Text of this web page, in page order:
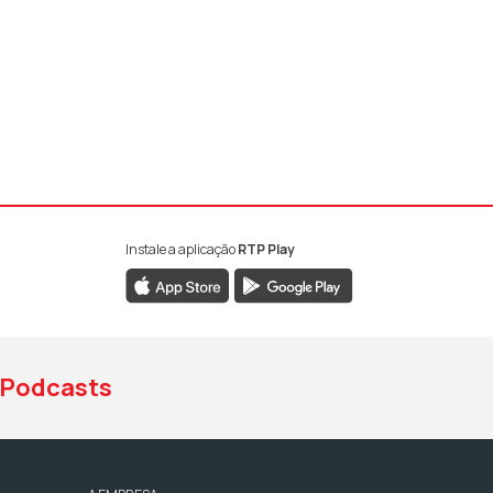
da RTP Antena 1
da RTP Antena 1
YouTube da RTP Antena 1
Instale a aplicaçãoRTP Play
Podcasts